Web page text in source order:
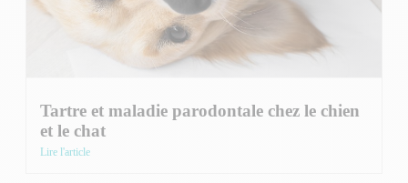
Tartre et maladie parodontale chez le chien
et le chat
Lire l'article